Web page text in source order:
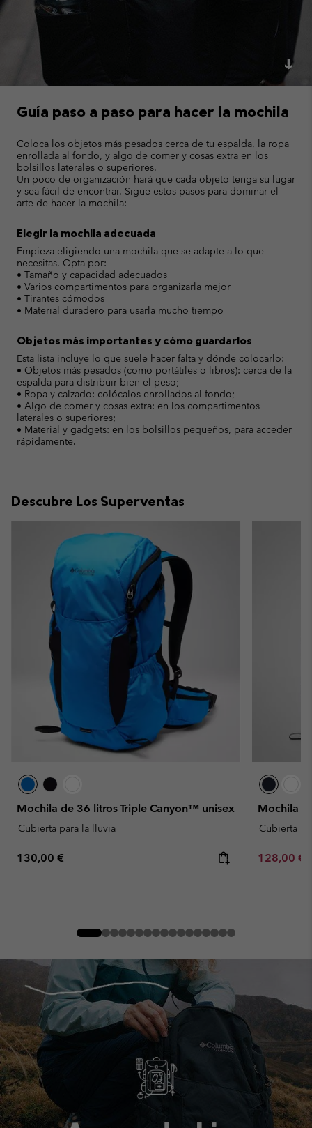
Guía paso a paso para hacer la mochila
Coloca los objetos más pesados cerca de tu espalda, la ropa
enrollada al fondo, y algo de comer y cosas extra en los
bolsillos laterales o superiores.
Un poco de organización hará que cada objeto tenga su lugar
y sea fácil de encontrar. Sigue estos pasos para dominar el
arte de hacer la mochila:
Elegir la mochila adecuada
Empieza eligiendo una mochila que se adapte a lo que
necesitas. Opta por:
• Tamaño y capacidad adecuados
• Varios compartimentos para organizarla mejor
• Tirantes cómodos
• Material duradero para usarla mucho tiempo
Objetos más importantes y cómo guardarlos
Esta lista incluye lo que suele hacer falta y dónde colocarlo:
• Objetos más pesados (como portátiles o libros): cerca de la
espalda para distribuir bien el peso;
• Ropa y calzado: colócalos enrollados al fondo;
• Algo de comer y cosas extra: en los compartimentos
laterales o superiores;
• Material y gadgets: en los bolsillos pequeños, para acceder
rápidamente.
Descubre Los Superventas
Mochila de 36 litros Triple Canyon™ unisex
Cubierta para la lluvia
Regular price:
130,00 €
Mochila
Cubierta
Sale price:
128,00 €